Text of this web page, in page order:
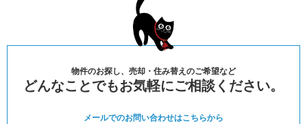
物件のお探し、売却・住み替えのご希望など
どんなことでもお気軽にご相談ください。
メールでのお問い合わせはこちらから